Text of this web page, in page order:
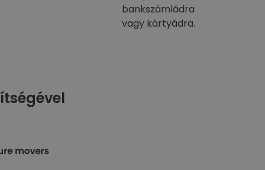
bankszámládra
vagy kártyádra.